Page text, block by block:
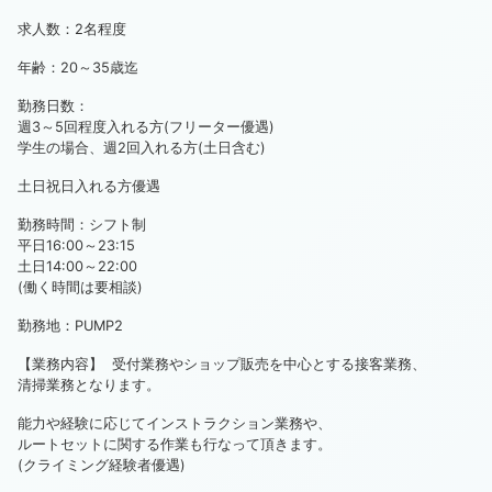
求人数：2名程度
年齢：20～35歳迄
勤務日数：
週3～5回程度入れる方(フリーター優遇)
学生の場合、週2回入れる方(土日含む)
土日祝日入れる方優遇
勤務時間：シフト制
平日16:00～23:15
土日14:00～22:00
(働く時間は要相談)
勤務地：PUMP2
【業務内容】 受付業務やショップ販売を中心とする接客業務、
清掃業務となります。
能力や経験に応じてインストラクション業務や、
ルートセットに関する作業も行なって頂きます。
(クライミング経験者優遇)